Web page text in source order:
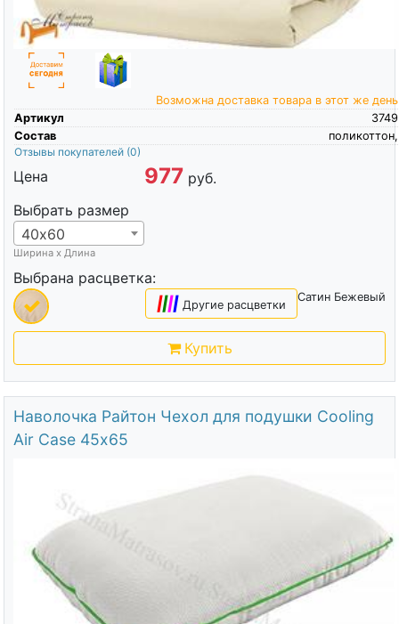
Возможна доставка товара в этот же день
Артикул
3749
Состав
поликоттон,
Отзывы покупателей (0)
Цена 977 руб.
Выбрать размер
40х60
Ширина х Длина
Выбрана расцветка:
Сатин Бежевый
|||| Другие расцветки
Купить
Наволочка Райтон Чехол для подушки Cooling
Air Case 45х65